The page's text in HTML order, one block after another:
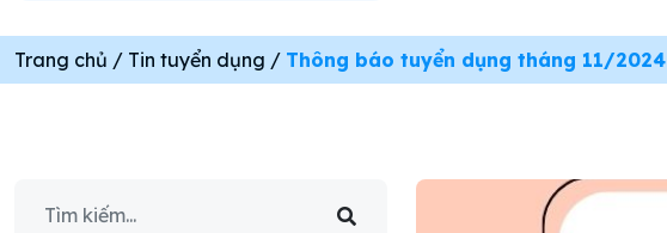
Trang chủ / Tin tuyển dụng / Thông báo tuyển dụng tháng 11/2024